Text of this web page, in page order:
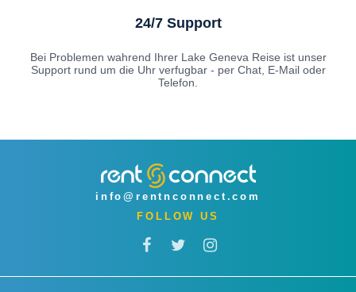
24/7 Support
Bei Problemen wahrend Ihrer Lake Geneva Reise ist unser
Support rund um die Uhr verfugbar - per Chat, E-Mail oder
Telefon.
info@rentnconnect.com
FOLLOW US